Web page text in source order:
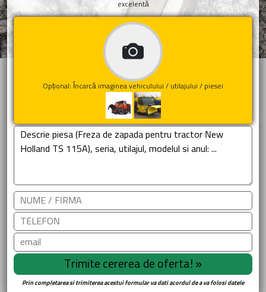
excelentă
Opțional: Încarcă imaginea vehiculului / utilajului / piesei
Prin completarea si trimiterea acestui formular va dati acordul de a va folosi datele